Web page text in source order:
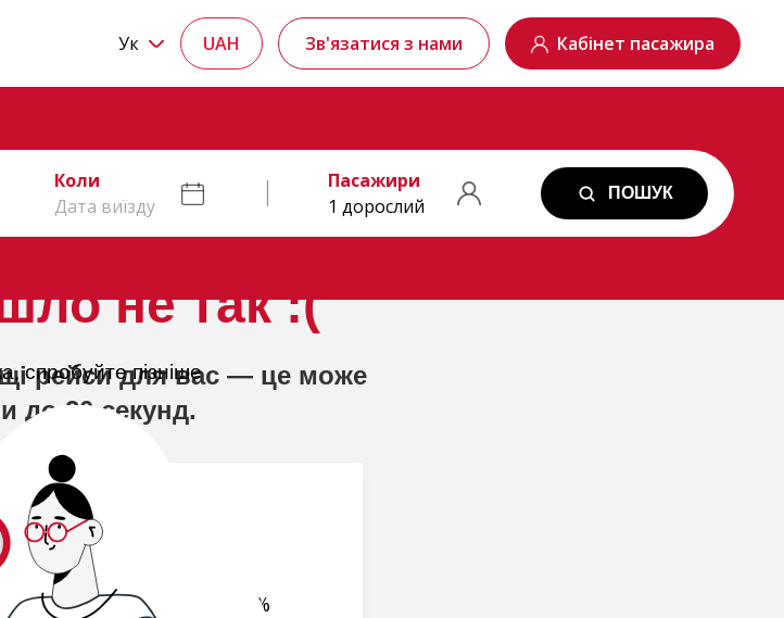
не так :(
спробуйте пізніше
Ук UAH Зв'язатися з нами Кабінет пасажира
Коли
Дата виїзду
Пасажири
1 дорослий
ПОШУК
рейси для вас — це може
до 20 секунд.
запит.. 19%